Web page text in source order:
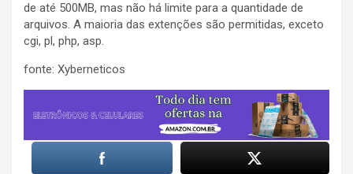
de até 500MB, mas não há limite para a quantidade de
arquivos. A maioria das extenções são permitidas, exceto
cgi, pl, php, asp.
fonte: Xyberneticos